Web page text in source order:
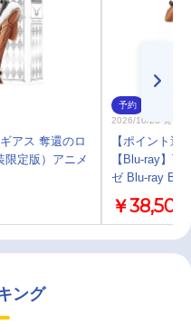
アス 奪還のロ
定版）アニメ
予約
2026/10/28 発売
【ポイント還
【Blu-ray】
ゼ Blu-ray
￥38,500
ング